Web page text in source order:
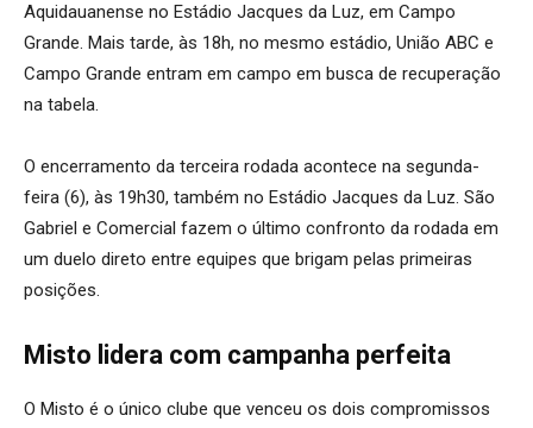
Aquidauanense no Estádio Jacques da Luz, em Campo
Grande. Mais tarde, às 18h, no mesmo estádio, União ABC e
Campo Grande entram em campo em busca de recuperação
na tabela.
O encerramento da terceira rodada acontece na segunda-
feira (6), às 19h30, também no Estádio Jacques da Luz. São
Gabriel e Comercial fazem o último confronto da rodada em
um duelo direto entre equipes que brigam pelas primeiras
posições.
Misto lidera com campanha perfeita
O Misto é o único clube que venceu os dois compromissos